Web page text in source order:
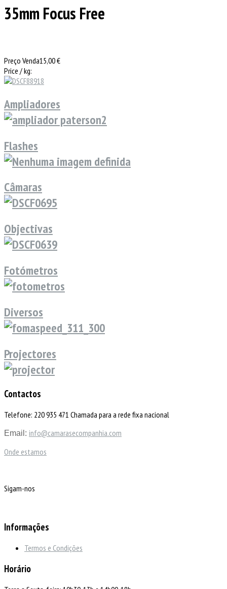
35mm Focus Free
Preço Venda15,00 €
Price / kg:
Ampliadores
Flashes
Câmaras
Objectivas
Fotómetros
Diversos
Projectores
Contactos
Telefone: 220 935 471 Chamada para a rede fixa nacional
Email: info@camarasecompanhia.com
Onde estamos
Sigam-nos
Informações
Termos e Condições
Horário